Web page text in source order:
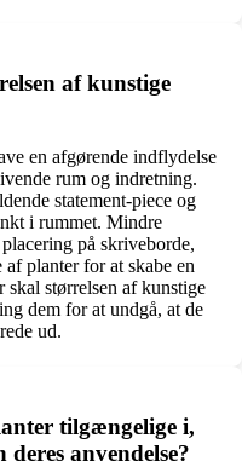
af kunstige
en afgørende indflydelse
rum og indretning.
statement-piece og
i rummet. Mindre
på skriveborde,
planter for at skabe en
størrelsen af kunstige
dem for at undgå, at de
ud.
tilgængelige i,
anvendelse?